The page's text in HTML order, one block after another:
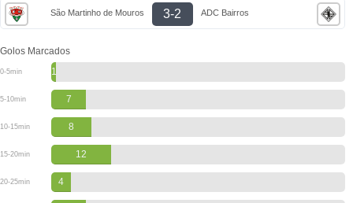
São Martinho de Mouros 3-2 ADC Bairros
Golos Marcados
0-5min 1
5-10min 7
10-15min 8
15-20min 12
20-25min 4